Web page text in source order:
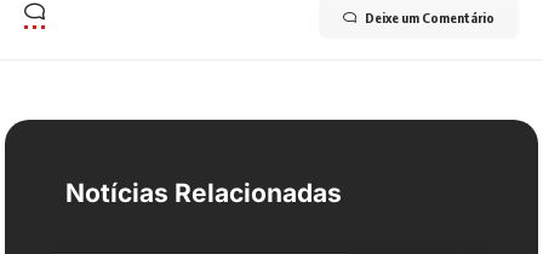
Deixe um Comentário
Notícias Relacionadas